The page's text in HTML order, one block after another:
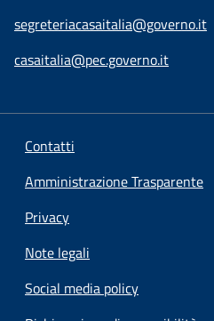
segreteriacasaitalia@governo.it
casaitalia@pec.governo.it
Contatti
Amministrazione Trasparente
Privacy
Note legali
Social media policy